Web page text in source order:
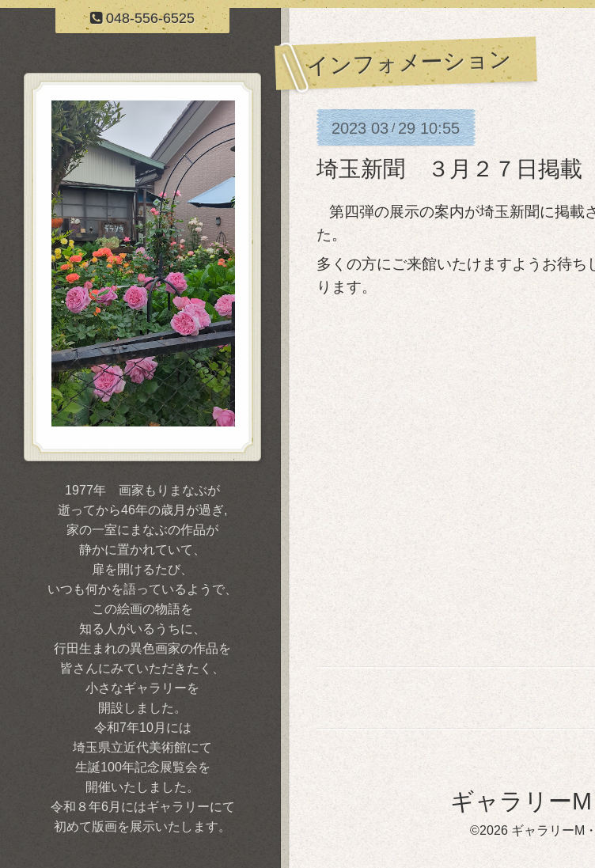
048-556-6525
インフォメーション
2023 03/ 29 10:55
埼玉新聞 ３月２７日掲載
第四弾の展示の案内が埼玉新聞に掲載
た。
多くの方にご来館いたけますようお待ち
ります。
ギャラリ
©2026 ギャラリー
1977年 画家もりまなぶが
逝ってから46年の歳月が過ぎ,
家の一室にまなぶの作品が
静かに置かれていて、
扉を開けるたび、
いつも何かを語っているようで、
この絵画の物語を
知る人がいるうちに、
行田生まれの異色画家の作品を
皆さんにみていただきたく、
小さなギャラリーを
開設しました。
令和7年10月には
埼玉県立近代美術館にて
生誕100年記念展覧会を
開催いたしました。
令和８年6月にはギャラリーにて
初めて版画を展示いたします。